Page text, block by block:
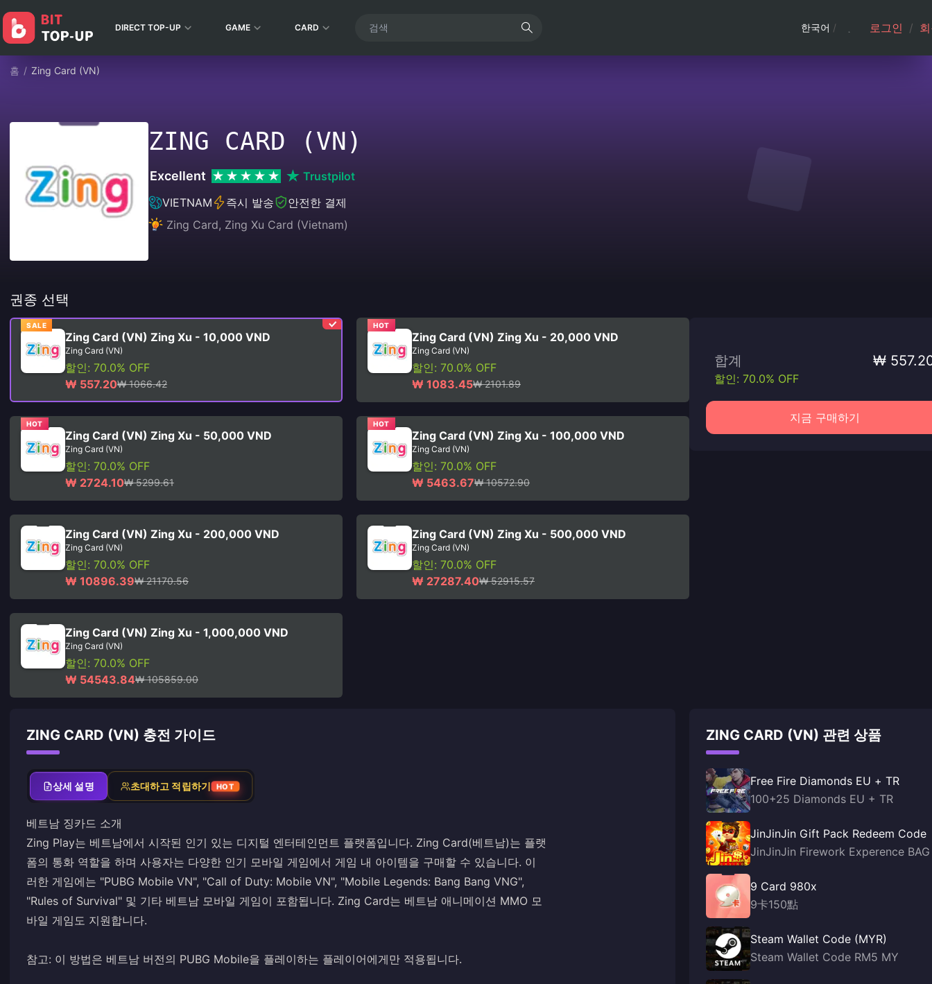
DIRECT TOP-UP GAME CARD 한국어 / 로그인 /
홈 / Zing Card (VN)
ZING CARD (VN)
Excellent
Trustpilot
VIETNAM
즉시 발송
안전한 결제
Zing Card, Zing Xu Card (Vietnam)
권종 선택
SALE
Zing Card (VN) Zing Xu - 10,000 VND
Zing Card (VN)
할인: 70.0% OFF
₩ 557.20₩ 1066.42
HOT
Zing Card (VN) Zing Xu - 20,000 VND
Zing Card (VN)
할인: 70.0% OFF
₩ 1083.45₩ 2101.89
HOT
Zing Card (VN) Zing Xu - 50,000 VND
Zing Card (VN)
할인: 70.0% OFF
₩ 2724.10₩ 5299.61
HOT
Zing Card (VN) Zing Xu - 100,000 VND
Zing Card (VN)
할인: 70.0% OFF
₩ 5463.67₩ 10572.90
Zing Card (VN) Zing Xu - 200,000 VND
Zing Card (VN)
할인: 70.0% OFF
₩ 10896.39₩ 21170.56
Zing Card (VN) Zing Xu - 500,000 VND
Zing Card (VN)
할인: 70.0% OFF
₩ 27287.40₩ 52915.57
Zing Card (VN) Zing Xu - 1,000,000 VND
Zing Card (VN)
할인: 70.0% OFF
₩ 54543.84₩ 105859.00
합계 ₩
할인: 70.0% OFF
지금 구매하기
ZING CARD (VN) 충전 가이드
상세 설명 초대하고 적립하기 HOT
베트남 징카드 소개
Zing Play는 베트남에서 시작된 인기 있는 디지털 엔터테인먼트 플랫폼입니다. Zing Card(베트남)는 플랫
폼의 통화 역할을 하며 사용자는 다양한 인기 모바일 게임에서 게임 내 아이템을 구매할 수 있습니다. 이
러한 게임에는 "PUBG Mobile VN", "Call of Duty: Mobile VN", "Mobile Legends: Bang Bang VNG",
"Rules of Survival" 및 기타 베트남 모바일 게임이 포함됩니다. Zing Card는 베트남 애니메이션 MMO 모
바일 게임도 지원합니다.
참고: 이 방법은 베트남 버전의 PUBG Mobile을 플레이하는 플레이어에게만 적용됩니다.
ZING CARD (VN) 관련 상품
Free Fire Diamonds EU + TR
100+25 Diamonds EU + TR
JinJinJin Gift Pack Redeem Code
JinJinJin Firework Experence BAG
9 Card 980x
9卡150點
Steam Wallet Code (MYR)
Steam Wallet Code RM5 MY